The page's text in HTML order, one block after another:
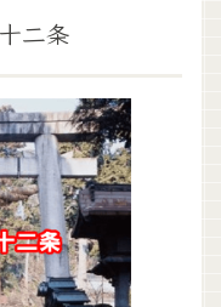
二条